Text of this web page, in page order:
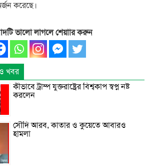
করেছে।
ভালো লাগলে শেয়াার করুন
খবর
কীভাবে ট্রাম্প যুক্তরাষ্ট্রের বিশ্বকাপ স্বপ্ন নষ্ট
করলেন
সৌদি আরব, কাতার ও কুয়েতে আবারও
হামলা